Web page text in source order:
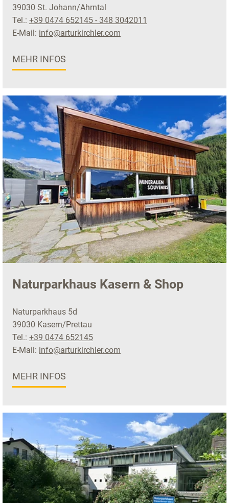
39030 St. Johann/Ahrntal
Tel.: +39 0474 652145 - 348 3042011
E-Mail: info@arturkirchler.com
MEHR INFOS
Naturparkhaus Kasern & Shop
Naturparkhaus 5d
39030 Kasern/Prettau
Tel.: +39 0474 652145
E-Mail: info@arturkirchler.com
MEHR INFOS